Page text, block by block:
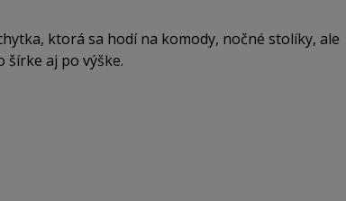
ktorá sa hodí na komody, nočné stolíky, ale
šírke aj po výške.